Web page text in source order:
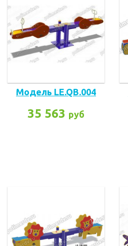
Модель LE.QB.004
35 563 руб